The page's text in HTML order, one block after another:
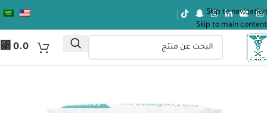
Skip to navigation
Skip to main content
⃁ 0.0